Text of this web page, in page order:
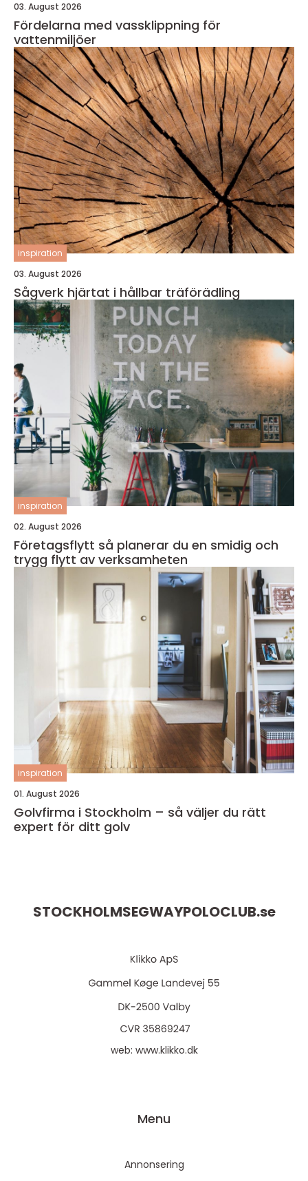
03. August 2026
Fördelarna med vassklippning för
vattenmiljöer
inspiration
03. August 2026
Sågverk hjärtat i hållbar träförädling
inspiration
02. August 2026
Företagsflytt så planerar du en smidig och
trygg flytt av verksamheten
inspiration
01. August 2026
Golvfirma i Stockholm – så väljer du rätt
expert för ditt golv
STOCKHOLMSEGWAYPOLOCLUB.se
web: www.klikko.dk
Menu
Annonsering